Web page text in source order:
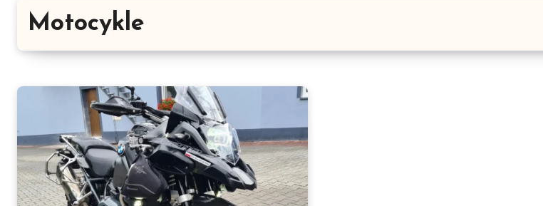
Motocykle